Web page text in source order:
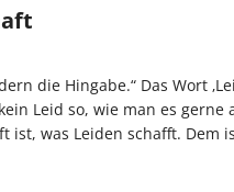
die Hingabe.“ Das Wort
Leid so, wie man es gerne
ist, was Leiden schafft. Dem